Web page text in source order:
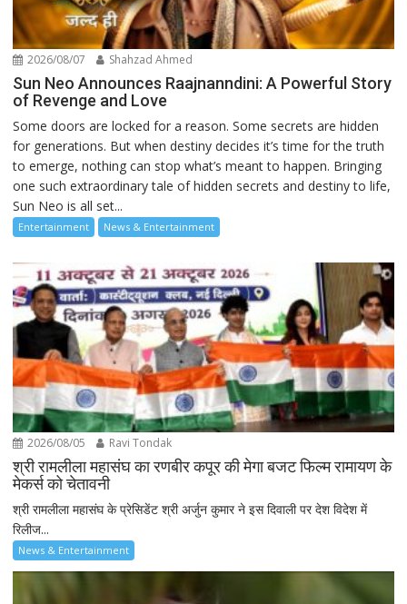
2026/08/07 Shahzad Ahmed
Sun Neo Announces Raajnanndini: A Powerful Story
of Revenge and Love
Some doors are locked for a reason. Some secrets are hidden
for generations. But when destiny decides it’s time for the truth
to emerge, nothing can stop what’s meant to happen. Bringing
one such extraordinary tale of hidden secrets and destiny to life,
Sun Neo is all set...
Entertainment News & Entertainment
2026/08/05 Ravi Tondak
श्री रामलीला महासंघ का रणबीर कपूर की मेगा बजट फिल्म रामायण के
मेकर्स को चेतावनी
श्री रामलीला महासंघ के प्रेसिडेंट श्री अर्जुन कुमार ने इस दिवाली पर देश विदेश में
रिलीज...
News & Entertainment